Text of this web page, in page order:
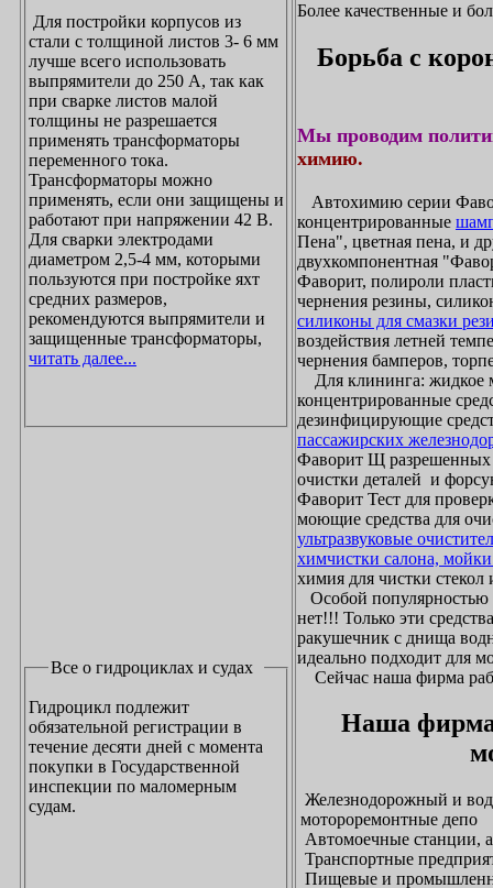
Для постройки корпусов из
стали с толщиной листов 3- 6 мм
лучше всего использовать
выпрямители до 250 А, так как
при сварке листов малой
толщины не разрешается
применять трансформаторы
переменного тока.
Трансформаторы можно
применять, если они защищены и
работают при напряжении 42 В.
Для сварки электродами
диаметром 2,5-4 мм, которыми
пользуются при постройке яхт
средних размеров,
рекомендуются выпрямители и
защищенные трансформаторы,
читать далее...
Все о гидроциклах и судах
Гидроцикл подлежит
обязательной регистрации в
течение десяти дней с момента
покупки в Государственной
инспекции по маломерным
судам.
Более качественные и
Борьба с
Мы проводим
химию.
Автохимию серии
концентрированные
Пена", цветная пена, и
двухкомпонентная
Фаворит, полироли
чернения резины,
силиконы для смазки
воздействия летней
чернения бамперов,
Для клининга: жидкое
концентрированные
дезинфицирующие
пассажирских
Фаворит Щ
очистки деталей и
Фаворит Тест для
моющие средства для
ультразвуковые
химчистки салона,
химия для чистки стекол
Особой популярностью
нет!!! Только эти
ракушечник с днища
идеально подходит для
Сейчас наша фирма
Наша фирма
Железнодорожный и
мотороремонтные депо
Автомоечные станции,
Транспортные
Пищевые и